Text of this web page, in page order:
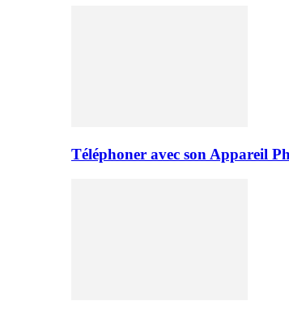
Téléphoner avec son Appareil